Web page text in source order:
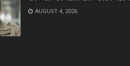
AUGUST 4, 2026